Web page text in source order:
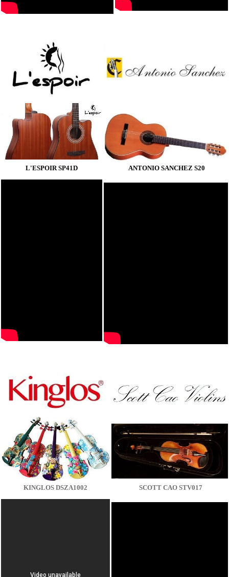
L'ESPOIR SP41D ANTONIO SANCHEZ S20
KINGLOS DSZA1002 SCOTT CAO STV017